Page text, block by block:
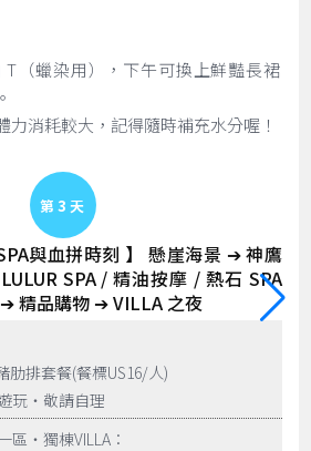
T（蠟染用），下午可換上鮮豔長裙
力消耗較大，記得隨時補充水分喔！
Day 3
與血拼時刻 】 懸崖海景 ➔ 神鷹
SPA / 精油按摩 / 熱石 SPA
精品購物 ➔ VILLA 之夜
肋排套餐(餐標US16/人)
玩‧敬請自理
區‧獨棟VILLA：